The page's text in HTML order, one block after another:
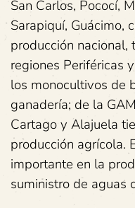
San Carlos, Pococí,
Sarapiquí, Guácimo,
producción
regiones Periféricas
los monocultivos de
ganadería; de la
Cartago y Alajuela
producción agrícola.
importante en la
suministro de aguas